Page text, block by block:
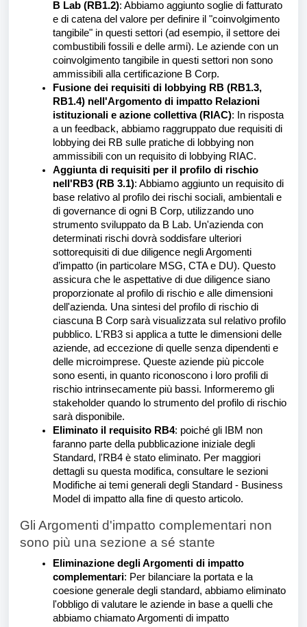
B Lab (RB1.2): Abbiamo aggiunto soglie di fatturato
e di catena del valore per definire il "coinvolgimento
tangibile" in questi settori (ad esempio, il settore dei
combustibili fossili e delle armi). Le aziende con un
coinvolgimento tangibile in questi settori non sono
ammissibili alla certificazione B Corp.
Fusione dei requisiti di lobbying RB (RB1.3,
RB1.4) nell'Argomento di impatto Relazioni
istituzionali e azione collettiva (RIAC): In risposta
a un feedback, abbiamo raggruppato due requisiti di
lobbying dei RB sulle pratiche di lobbying non
ammissibili con un requisito di lobbying RIAC.
Aggiunta di requisiti per il profilo di rischio
nell'RB3 (RB 3.1): Abbiamo aggiunto un requisito di
base relativo al profilo dei rischi sociali, ambientali e
di governance di ogni B Corp, utilizzando uno
strumento sviluppato da B Lab. Un'azienda con
determinati rischi dovrà soddisfare ulteriori
sottorequisiti di due diligence negli Argomenti
d’impatto (in particolare MSG, CTA e DU). Questo
assicura che le aspettative di due diligence siano
proporzionate al profilo di rischio e alle dimensioni
dell'azienda. Una sintesi del profilo di rischio di
ciascuna B Corp sarà visualizzata sul relativo profilo
pubblico. L'RB3 si applica a tutte le dimensioni delle
aziende, ad eccezione di quelle senza dipendenti e
delle microimprese. Queste aziende più piccole
sono esenti, in quanto riconoscono i loro profili di
rischio intrinsecamente più bassi. Informeremo gli
stakeholder quando lo strumento del profilo di rischio
sarà disponibile.
Eliminato il requisito RB4: poiché gli IBM non
faranno parte della pubblicazione iniziale degli
Standard, l'RB4 è stato eliminato. Per maggiori
dettagli su questa modifica, consultare le sezioni
Modifiche ai temi generali degli Standard - Business
Model di impatto alla fine di questo articolo.
Gli Argomenti d'impatto complementari non
sono più una sezione a sé stante
Eliminazione degli Argomenti di impatto
complementari: Per bilanciare la portata e la
coesione generale degli standard, abbiamo eliminato
l'obbligo di valutare le aziende in base a quelli che
abbiamo chiamato Argomenti di impatto